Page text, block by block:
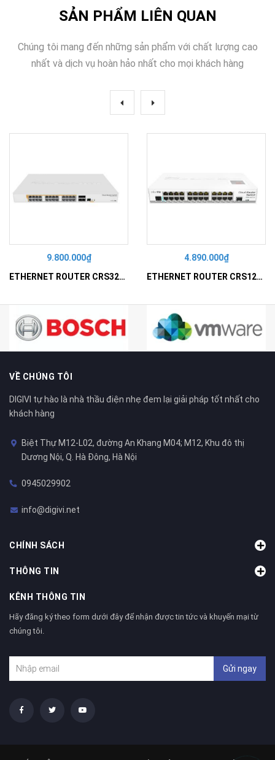
SẢN PHẨM LIÊN QUAN
Chúng tôi mang đến những sản phẩm với chất lượng cao
nhất và dịch vụ hoàn hảo nhất cho mọi khách hàng
9.800.000₫
ETHERNET ROUTER CRS328-24P-4S+RM
4.890.000₫
ETHERNET ROUTER CRS125-24G-1S-IN
VỀ CHÚNG TÔI
DIGIVI tự hào là nhà thầu điện nhẹ đem lại giải pháp tốt nhất cho
khách hàng
Biệt Thự M12-L02, đường An Khang M04; M12, Khu đô thị
Dương Nội, Q. Hà Đông, Hà Nội
0945029902
info@digivi.net
CHÍNH SÁCH
THÔNG TIN
KÊNH THÔNG TIN
Hãy đăng ký theo form dưới đây để nhận được tin tức và khuyến mại từ
chúng tôi.
Gửi ngay